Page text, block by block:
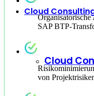
Cloud
Cloud
SAP BTP-
von